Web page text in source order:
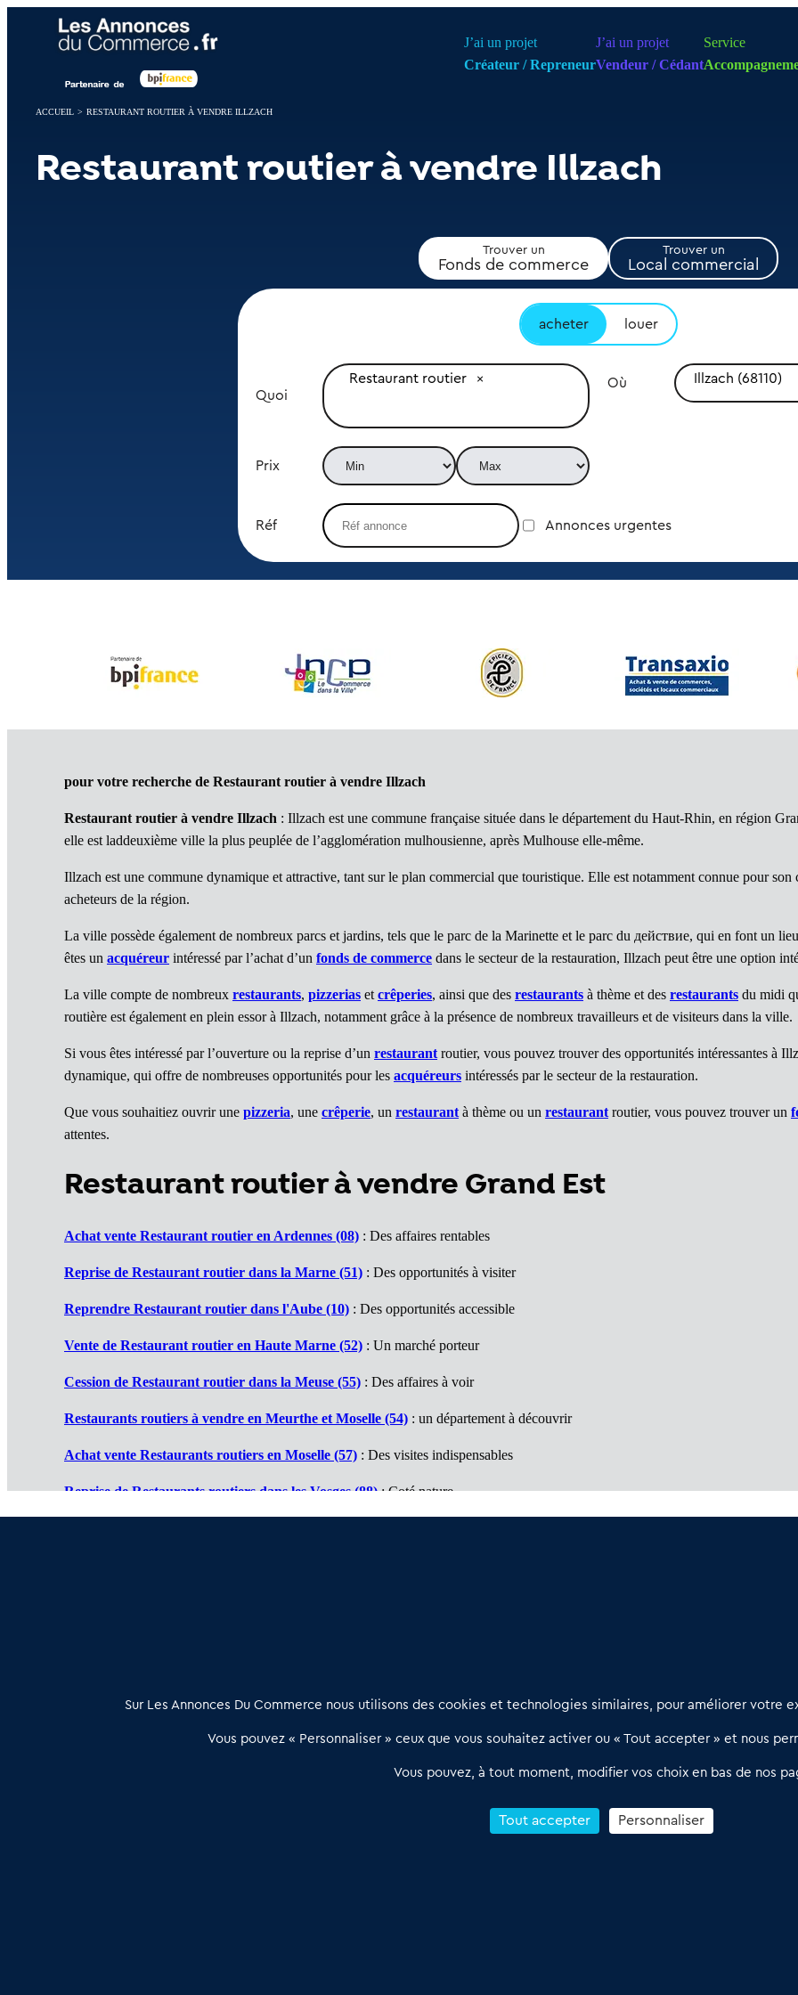
J’ai un projet
Créateur / Repreneur
J’ai un projet
Vendeur / Cédant
Service
ACCUEIL > RESTAURANT ROUTIER À VENDRE ILLZACH
Restaurant routier à vendre Illzach
Trouver un
Fonds de commerce
Trouver un
Local commercial
acheter louer
Quoi
Restaurant routier Où Illzach (68110)
Prix
Réf Annonces urgentes
pour votre recherche de Restaurant routier à vendre Illzach
Restaurant routier à vendre Illzach : Illzach est une commune française située dans le département du Haut-Rhin, en région
elle est laddeuxième ville la plus peuplée de l’agglomération mulhousienne, après Mulhouse elle-même.
Illzach est une commune dynamique et attractive, tant sur le plan commercial que touristique. Elle est notamment connue pour
acheteurs de la région.
La ville possède également de nombreux parcs et jardins, tels que le parc de la Marinette et le parc du действие, qui en font un
êtes un acquéreur intéressé par l’achat d’un fonds de commerce dans le secteur de la restauration, Illzach peut être une option
La ville compte de nombreux restaurants, pizzerias et crêperies, ainsi que des restaurants à thème et des restaurants du midi
routière est également en plein essor à Illzach, notamment grâce à la présence de nombreux travailleurs et de visiteurs dans la ville.
Si vous êtes intéressé par l’ouverture ou la reprise d’un restaurant routier, vous pouvez trouver des opportunités intéressantes à
dynamique, qui offre de nombreuses opportunités pour les acquéreurs intéressés par le secteur de la restauration.
Que vous souhaitiez ouvrir une pizzeria, une crêperie, un restaurant à thème ou un restaurant routier, vous pouvez trouver un
attentes.
Restaurant routier à vendre Grand Est
Achat vente Restaurant routier en Ardennes (08) : Des affaires rentables
Reprise de Restaurant routier dans la Marne (51) : Des opportunités à visiter
Reprendre Restaurant routier dans l'Aube (10) : Des opportunités accessible
Vente de Restaurant routier en Haute Marne (52) : Un marché porteur
Cession de Restaurant routier dans la Meuse (55) : Des affaires à voir
Restaurants routiers à vendre en Meurthe et Moselle (54) : un département à découvrir
Achat vente Restaurants routiers en Moselle (57) : Des visites indispensables
Reprise de Restaurants routiers dans les Vosges (88): Coté nature
relation qualifiée conçu pour les acteurs de l’immobilier commercial
02 54 56 03 17
Contactez-nous
Notre solution
Offres Pro
Qui sommes nous ?
Panneau de gestion des cookies
Sur Les Annonces Du Commerce nous utilisons des cookies et technologies similaires, pour améliorer votre
Vous pouvez « Personnaliser » ceux que vous souhaitez activer ou « Tout accepter » et nous
Vous pouvez, à tout moment, modifier vos choix en bas de nos
Tout accepter Personnaliser